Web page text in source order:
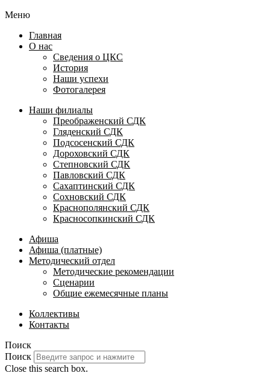
Меню
Главная
О нас
Сведения о ЦКС
История
Наши успехи
Фотогалерея
Наши филиалы
Преображенский СДК
Гляденский СДК
Подсосенский СДК
Дороховский СДК
Степновский СДК
Павловский СДК
Сахаптинский СДК
Сохновский СДК
Краснополянский СДК
Красносопкинский СДК
Афиша
Афиша (платные)
Методический отдел
Методические рекомендации
Сценарии
Общие ежемесячные планы
Коллективы
Контакты
Поиск
Поиск
Close this search box.